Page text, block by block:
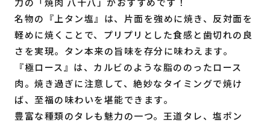
名物の『上タン塩』は、片面を強めに焼き、反対面を
軽めに焼くことで、プリプリとした食感と歯切れの良
さを実現。タン本来の旨味を存分に味わえます。
『極ロース』は、カルビのような脂ののったロース
肉。焼き過ぎに注意して、絶妙なタイミングで焼け
ば、至福の味わいを堪能できます。
豊富な種類のタレも魅力の一つ。王道タレ、塩ポン